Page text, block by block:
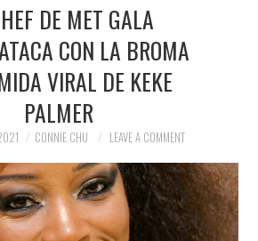
DE MET GALA
CON LA BROMA
VIRAL DE KEKE
PALMER
CONNIE CHU LEAVE A COMMENT